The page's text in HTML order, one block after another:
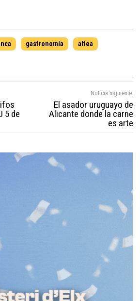
gastronomía altea
5 de
Noticia siguiente:
El asador uruguayo de
Alicante donde la carne
es arte